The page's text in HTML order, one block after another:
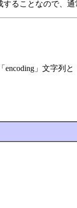
ることなので、通
」文字列